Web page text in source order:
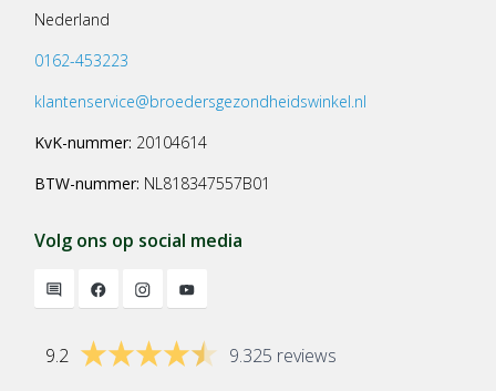
Nederland
0162-453223
klantenservice@broedersgezondheidswinkel.nl
KvK-nummer: 20104614
BTW-nummer: NL818347557B01
Volg ons op social media
9.2 9.325 reviews